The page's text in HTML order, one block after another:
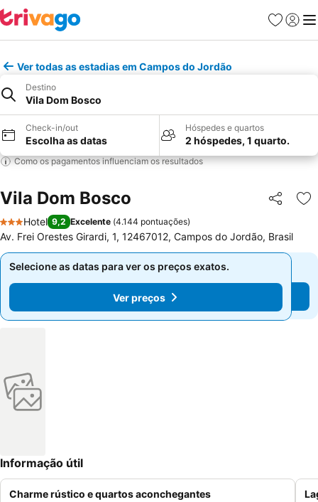
Favoritos
Iniciar
Ver todas as estadias em Campos do Jordão
Destino
Vila Dom Bosco
Check-in/out
Escolha as datas
Hóspedes e quartos
2 hóspedes, 1 quarto.
Como os pagamentos influenciam os resultados
Vila Dom Bosco Partilhar
3 Estrelas
Hotel 9,2 Excelente (4.144 pontuações)
Av. Frei Orestes Girardi, 1, 12467012, Campos do Jordão, Brasil
Selecione as datas para ver os preços exatos.
Ver preços
Selecione as datas para ver os preços exatos.
Ver preços
Informação útil
Charme rústico e quartos aconchegantes